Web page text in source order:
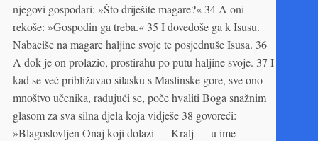
njegovi gospodari: »Što driješite magare?« 34 A oni
rekoše: »Gospodin ga treba.« 35 I dovedoše ga k Isusu.
Nabaciše na magare haljine svoje te posjednuše Isusa. 36
A dok je on prolazio, prostirahu po putu haljine svoje. 37 I
kad se već približavao silasku s Maslinske gore, sve ono
mnoštvo učenika, radujući se, poče hvaliti Boga snažnim
glasom za sva silna djela koja vidješe 38 govoreći:
»Blagoslovljen Onaj koji dolazi — Kralj — u ime